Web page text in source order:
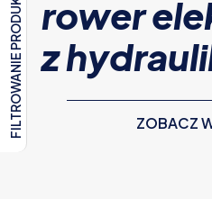
FILTROWANIE PRODUKTÓW rower
z
ZOBACZ